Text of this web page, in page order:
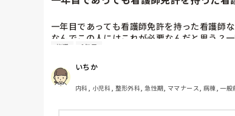
一年目であっても看護師免許を持った看護師
なんでこの人にはこれが必要なんだと思う？
朝からタイムスケジュール立ててやる事確認し
それでも違う患者の点滴を投与しようとした
分からないことは仕方ないし、これから覚え
指導 1年目
いちか
内科, 小児科, 整形外科, 急性期, ママナース, 病棟, 一般